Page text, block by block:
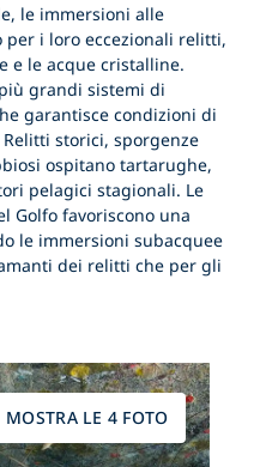
le immersioni alle
i loro eccezionali relitti,
e le acque cristalline.
grandi sistemi di
garantisce condizioni di
storici, sporgenze
ospitano tartarughe,
pelagici stagionali. Le
Golfo favoriscono una
le immersioni subacquee
dei relitti che per gli
MOSTRA LE 4 FOTO